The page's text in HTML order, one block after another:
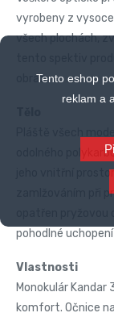
Tento eshop
reklam a
vyrobeny z
všech plochách,
obraz.
odolného
jeho vnitřní
zamlžováním při
pohodlné
Vlastnosti
Monokulár
komfort. Očnice